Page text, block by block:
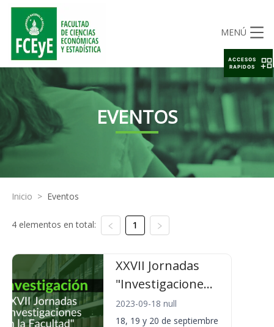
MENÚ
EVENTOS
Inicio > Eventos
4 elementos en total: 1
XXVII Jornadas
"Investigacione...
2023-09-18 null
18, 19 y 20 de septiembre
ACCESOS
RAPIDOS